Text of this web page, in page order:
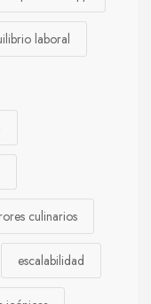
laboral
culinarios
escalabilidad